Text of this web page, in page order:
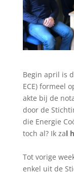
Begin april is
ECE) formeel
akte bij de
door de
die Energie
toch al? Ik zal
Tot vorige
enkel uit de